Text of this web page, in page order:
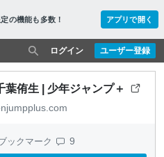
の機能も多数！ アプリで開く
ユーザー登録
ログイン
葉侑生 | 少年ジャンプ＋
ックマーク 9